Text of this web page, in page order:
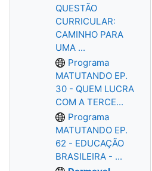
QUESTÃO
CURRICULAR:
CAMINHO PARA
UMA ...
Programa
MATUTANDO EP.
30 - QUEM LUCRA
COM A TERCE...
Programa
MATUTANDO EP.
62 - EDUCAÇÃO
BRASILEIRA - ...